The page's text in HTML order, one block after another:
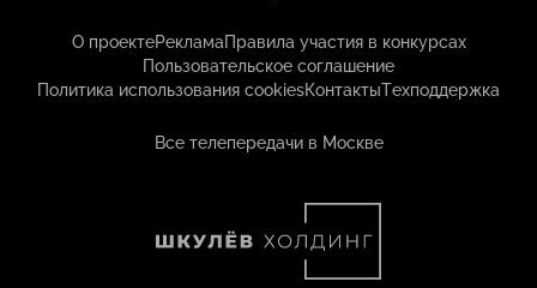
О проектеРекламаПравила участия в конкурсах
Пользовательское соглашение
Политика использования cookiesКонтактыТехподдержка
Все телепередачи в Москве